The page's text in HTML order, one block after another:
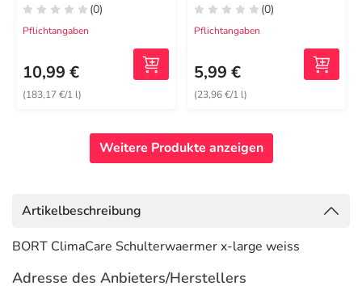
(0)
Pflichtangaben
10,99 €
(183,17 €/1 l)
(0)
Pflichtangaben
5,99 €
(23,96 €/1 l)
Weitere Produkte anzeigen
Artikelbeschreibung
BORT ClimaCare Schulterwaermer x-large weiss
Adresse des Anbieters/Herstellers